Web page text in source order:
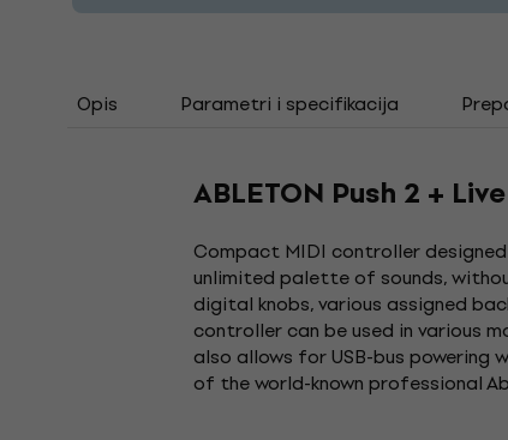
Opis Parametri i specifikacija
ABLETON Push 2 +
Compact MIDI controller
unlimited palette of sounds,
digital knobs, various assigned
controller can be used in various
also allows for USB-bus powering
of the world-known professional